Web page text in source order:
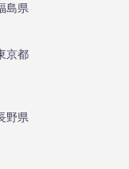
島県
京都
野県